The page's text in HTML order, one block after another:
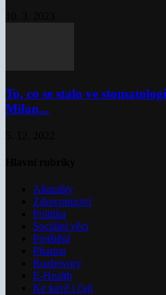
To, co se stalo ve
Milan...
Aktuality
Zdravotnictví
Politika
Sociální věci
Pojištění
Pharma
Rozhovory
E-Health
Ke kávě i čaji